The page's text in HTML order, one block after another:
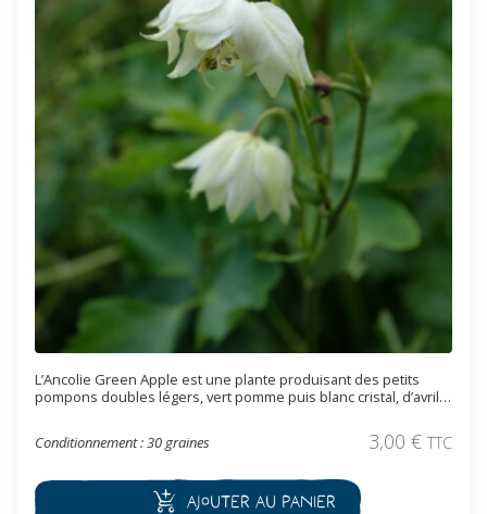
L’Ancolie Green Apple est une plante produisant des petits
pompons doubles légers, vert pomme puis blanc cristal, d’avril à
ont une croissance assez rapide et fleurissent dès la première
Conditionnement : 30 graines 3,00 € TTC
Ajouter au panier